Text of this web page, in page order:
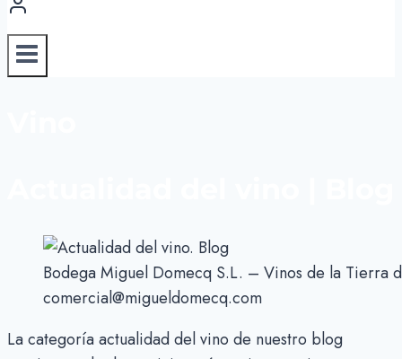
Bodega Miguel Domecq S.L. – Vinos de la Tierra
comercial@migueldomecq.com
La categoría actualidad del vino de nuestro blog